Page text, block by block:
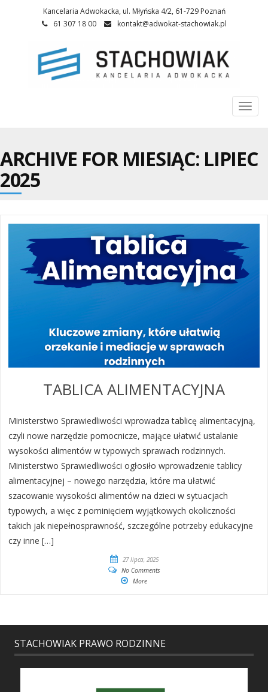
Kancelaria Adwokacka, ul. Młyńska 4/2, 61-729 Poznań
61 307 18 00
kontakt@adwokat-stachowiak.pl
ARCHIVE FOR MIESIĄC: LIPIEC
2025
TABLICA ALIMENTACYJNA
Ministerstwo Sprawiedliwości wprowadza tablicę alimentacyjną,
czyli nowe narzędzie pomocnicze, mające ułatwić ustalanie
wysokości alimentów w typowych sprawach rodzinnych.
Ministerstwo Sprawiedliwości ogłosiło wprowadzenie tablicy
alimentacyjnej – nowego narzędzia, które ma ułatwić
szacowanie wysokości alimentów na dzieci w sytuacjach
typowych, a więc z pominięciem wyjątkowych okoliczności
takich jak niepełnosprawność, szczególne potrzeby edukacyjne
czy inne […]
27 lipca, 2025
No Comments
More
STACHOWIAK PRAWO RODZINNE